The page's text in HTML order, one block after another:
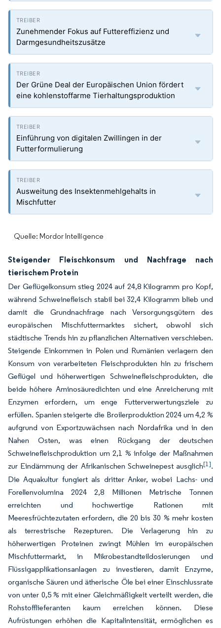
Zunehmender Fokus auf Futtereffizienz und
Darmgesundheitszusätze
Der Grüne Deal der Europäischen Union fördert
eine kohlenstoffarme Tierhaltungsproduktion
Einführung von digitalen Zwillingen in der
Futterformulierung
Ausweitung des Insektenmehlgehalts in
Mischfutter
Quelle: Mordor Intelligence
Steigender Fleischkonsum und Nachfrage nach
tierischem Protein
Der Geflügelkonsum stieg 2024 auf 24,8 Kilogramm pro Kopf,
während Schweinefleisch stabil bei 32,4 Kilogramm blieb und
damit die Grundnachfrage nach Versorgungsgütern des
europäischen Mischfuttermarktes sichert, obwohl sich
städtische Trends hin zu pflanzlichen Alternativen verschieben.
Steigende Einkommen in Polen und Rumänien verlagern den
Konsum von verarbeiteten Fleischprodukten hin zu frischem
Geflügel und höherwertigen Schweinefleischprodukten, die
beide höhere Aminosäuredichten und eine Anreicherung mit
Enzymen erfordern, um enge Futterverwertungsziele zu
erfüllen. Spanien steigerte die Broilerproduktion 2024 um 4,2 %
aufgrund von Exportzuwächsen nach Nordafrika und in den
Nahen Osten, was einen Rückgang der deutschen
Schweinefleischproduktion um 2,1 % infolge der Maßnahmen
zur Eindämmung der Afrikanischen Schweinepest ausglich[1].
Die Aquakultur fungiert als dritter Anker, wobei Lachs- und
Forellenvolumina 2024 2,8 Millionen Metrische Tonnen
erreichten und hochwertige Rationen mit
Meeresfrüchtezutaten erfordern, die 20 bis 30 % mehr kosten
als terrestrische Rezepturen. Die Verlagerung hin zu
höherwertigen Proteinen zwingt Mühlen im europäischen
Mischfuttermarkt, in Mikrobestandteildosierungen und
Flüssigapplikationsanlagen zu investieren, damit Enzyme,
organische Säuren und ätherische Öle bei einer Einschlussrate
von unter 0,5 % mit einer Gleichmäßigkeit verteilt werden, die
Rohstofflieferanten kaum erreichen können. Diese
Aufrüstungen erhöhen die Kapitalintensität, ermöglichen es